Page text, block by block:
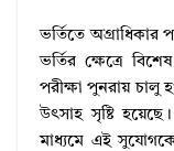
ভর্তিতে অগ্রাধিকার
ভর্তির ক্ষেত্রে
পরীক্ষা পুনরায় চালু
উৎসাহ সৃষ্টি
মাধ্যমে এই